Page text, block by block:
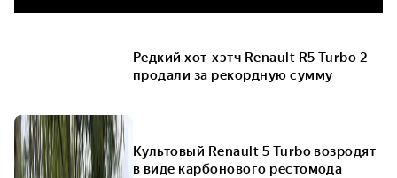
Редкий хот-хэтч Renault R5 Turbo 2
продали за рекордную сумму
Культовый Renault 5 Turbo возродят
в виде карбонового рестомода